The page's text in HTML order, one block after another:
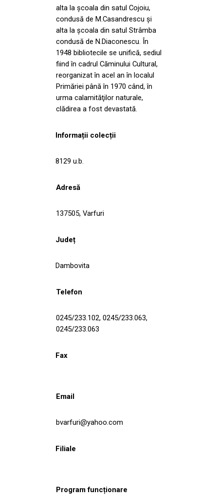
alta la şcoala din satul Cojoiu,
condusă de M.Casandrescu şi
alta la şcoala din satul Strâmba
condusă de N.Diaconescu. În
1948 bibliotecile se unifică, sediul
fiind în cadrul Căminului Cultural,
reorganizat în acel an în localul
Primăriei până în 1970 când, în
urma calamităţilor naturale,
clădirea a fost devastată.
Informații colecții
8129 u.b.
Adresă
137505, Varfuri
Județ
Dambovita
Telefon
0245/233.102, 0245/233.063,
0245/233.063
Fax
Email
bvarfuri@yahoo.com
Filiale
Program funcționare